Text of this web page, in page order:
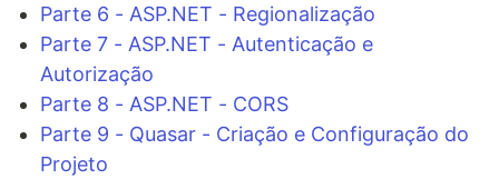
Parte 6 - ASP.NET - Regionalização
Parte 7 - ASP.NET - Autenticação e
Autorização
Parte 8 - ASP.NET - CORS
Parte 9 - Quasar - Criação e Configuração do
Projeto